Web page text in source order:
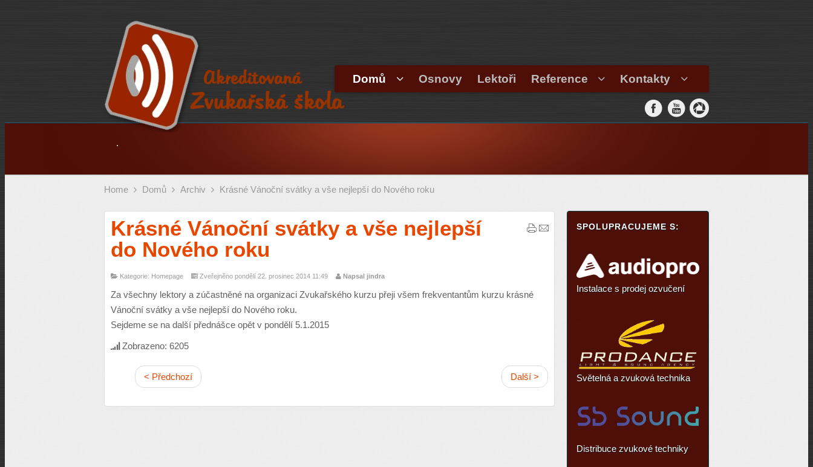
Domů Osnovy Lektoři Reference Kontakty
.
Home Domů Archiv Krásné Vánoční svátky a vše nejlepší do Nového roku
Krásné Vánoční svátky a vše nejlepší
do Nového roku
Kategorie: Homepage Zveřejněno pondělí 22. prosinec 2014 11:49 Napsal jindra
Za všechny lektory a zúčastněné na organizaci Zvukařského kurzu přeji všem frekventantům kurzu krásné
Vánoční svátky a vše nejlepší do Nového roku.
Sejdeme se na další přednášce opět v pondělí 5.1.2015
Zobrazeno: 6205
< Předchozí Další >
SPOLUPRACUJEME S:
Instalace s prodej ozvučení
Světelná a zvuková technika
Distribuce zvukové techniky